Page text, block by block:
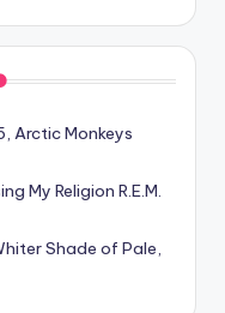
Arctic Monkeys
My Religion R.E.M.
Shade of Pale,